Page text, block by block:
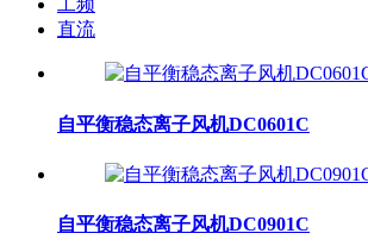
工频
直流
自平衡稳态离子风机DC0601C
自平衡稳态离子风机DC0901C